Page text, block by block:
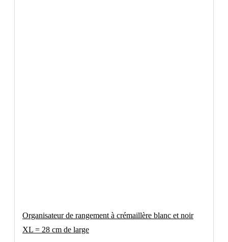
Organisateur de rangement à crémaillère blanc et noir
XL = 28 cm de large